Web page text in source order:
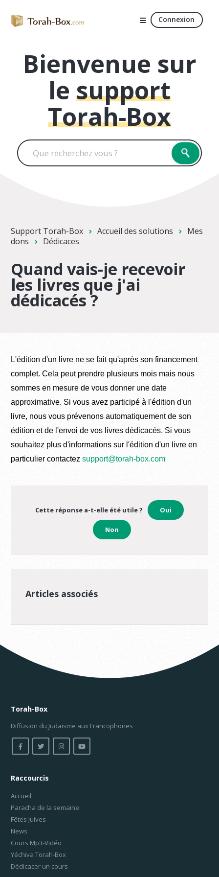
Connexion
Bienvenue sur
le support
Torah-Box
Support Torah-Box Accueil des solutions
Mes
dons
Dédicaces
Quand vais-je recevoir
les livres que j'ai
dédicacés ?
L'édition d'un livre ne se fait qu'après son financement
complet. Cela peut prendre plusieurs mois mais nous
sommes en mesure de vous donner une date
approximative. Si vous avez participé à l'édition d'un
livre, nous vous prévenons automatiquement de son
édition et de l'envoi de vos livres dédicacés.Si vous
souhaitez plus d'informations sur l'édition d'un livre en
particulier contactezsupport@torah-box.com
Cette réponse a-t-elle été utile ? Oui
Non
Articles associés
Torah-Box
Diffusion du Judaïsme aux Francophones
Raccourcis
Accueil
Paracha de la semaine
Fêtes Juives
News
Cours Mp3-Vidéo
Yéchiva Torah-Box
Dédicacer un cours